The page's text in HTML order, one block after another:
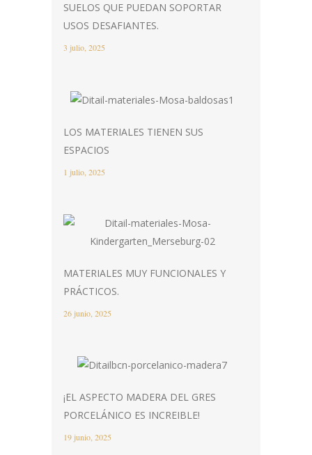
SUELOS QUE PUEDAN SOPORTAR
USOS DESAFIANTES.
3 julio, 2025
LOS MATERIALES TIENEN SUS
ESPACIOS
1 julio, 2025
MATERIALES MUY FUNCIONALES Y
PRÁCTICOS.
26 junio, 2025
¡EL ASPECTO MADERA DEL GRES
PORCELÁNICO ES INCREIBLE!
19 junio, 2025